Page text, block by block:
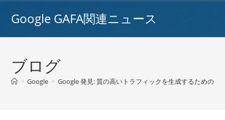
Google GAFA関連ニュース
ブログ
> Google > Google 発見: 質の高いトラフィックを生成するための